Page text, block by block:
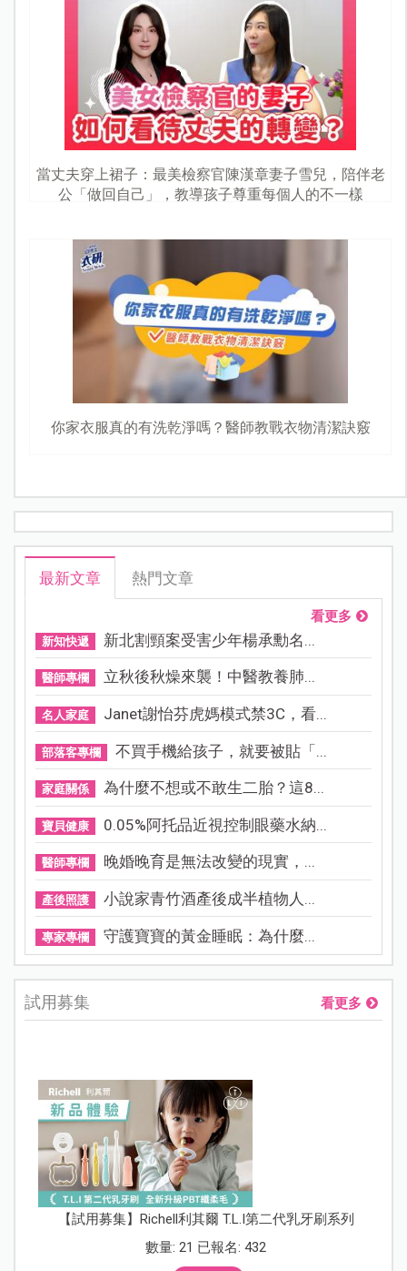
當丈夫穿上裙子：最美檢察官陳漢章妻子雪兒，陪伴老
公「做回自己」，教導孩子尊重每個人的不一樣
你家衣服真的有洗乾淨嗎？醫師教戰衣物清潔訣竅
最新文章 熱門文章
看更多
新知快遞 新北割頸案受害少年楊承勳名...
醫師專欄 立秋後秋燥來襲！中醫教養肺...
名人家庭 Janet謝怡芬虎媽模式禁3C，看...
部落客專欄 不買手機給孩子，就要被貼「...
家庭關係 為什麼不想或不敢生二胎？這8...
寶貝健康 0.05%阿托品近視控制眼藥水納...
醫師專欄 晚婚晚育是無法改變的現實，...
產後照護 小說家青竹酒產後成半植物人...
專家專欄 守護寶寶的黃金睡眠：為什麼...
試用募集 看更多
【試用募集】Richell利其爾 T.L.I第二代乳牙刷系列
數量: 21 已報名: 432